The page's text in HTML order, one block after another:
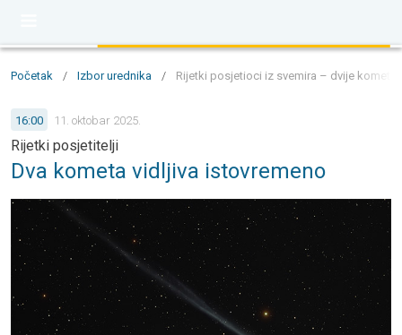
Početak / Izbor urednika / Rijetki posjetioci iz svemira – dvije
16:00 11. oktobar 2025.
Rijetki posjetitelji
Dva kometa vidljiva istovremeno